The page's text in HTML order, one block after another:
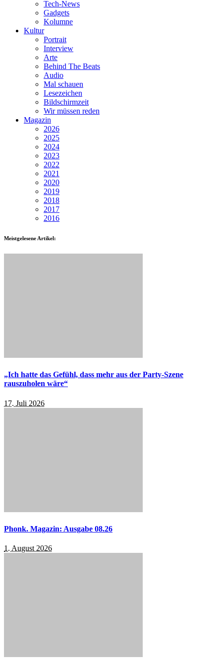
Tech-News
Gadgets
Kolumne
Kultur
Portrait
Interview
Arte
Behind The Beats
Audio
Mal schauen
Lesezeichen
Bildschirmzeit
Wir müssen reden
Magazin
2026
2025
2024
2023
2022
2021
2020
2019
2018
2017
2016
Meistgelesene Artikel:
„Ich hatte das Gefühl, dass mehr aus der Party-Szene
rauszuholen wäre“
17. Juli 2026
Phonk. Magazin: Ausgabe 08.26
1. August 2026